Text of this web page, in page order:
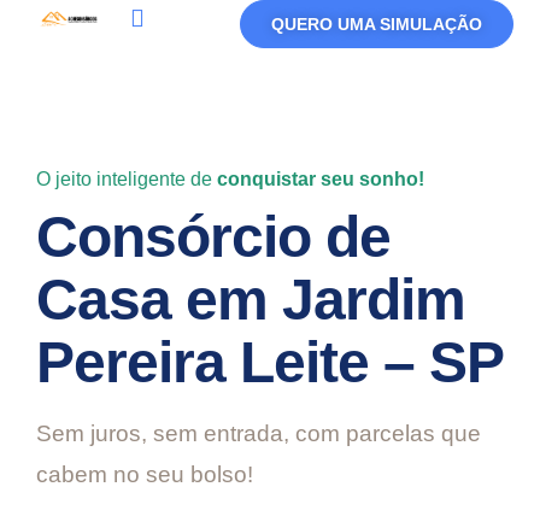
QUERO UMA SIMULAÇÃO
O jeito inteligente de conquistar seu sonho!
Consórcio de
Casa em Jardim
Pereira Leite – SP
Sem juros, sem entrada, com parcelas que
cabem no seu bolso!